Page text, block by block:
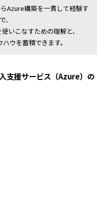
Azure構築を一貫して経験す
、
いこなすための理解と、
ウを蓄積できます。
支援サービス（Azure）の